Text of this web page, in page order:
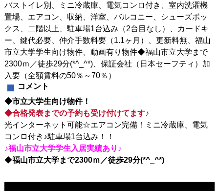
バストイレ別、ミニ冷蔵庫、電気コンロ付き、室内洗濯機
置場、エアコン、収納、洋室、バルコニー、シューズボッ
クス、二階以上、駐車場1台込み（2台目なし）、カードキ
ー、鍵代必要、仲介手数料要（1.1ヶ月）、更新料無、福山
市立大学学生向け物件、動画有り物件◆福山市立大学まで
2300ｍ／徒歩29分(*^_^*)、保証会社（日本セーフティ）加
入要（全額賃料の50％～70％）
コメント
◆市立大学生向け物件！
◆合格発表までの予約も受け付けてます♪
光インターネット可能☆エアコン完備！ミニ冷蔵庫、電気
コンロ付き♪駐車場1台込み！！
♪福山市立大学学生入居実績あり♪
◆福山市立大学まで2300ｍ／徒歩29分(*^_^*)